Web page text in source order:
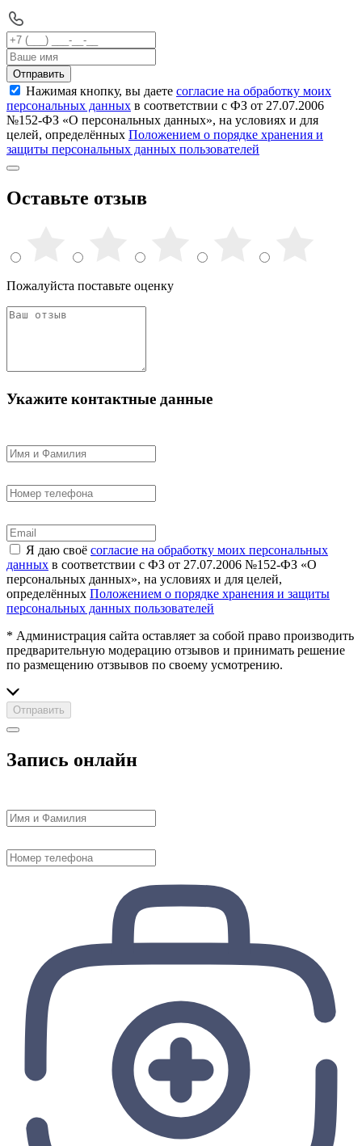
Отправить
Нажимая кнопку, вы даете согласие на обработку моих
персональных данных в соответствии с ФЗ от 27.07.2006
№152-ФЗ «О персональных данных», на условиях и для
целей, определённых Положением о порядке хранения и
защиты персональных данных пользователей
Оставьте отзыв
Пожалуйста поставьте оценку
Укажите контактные данные
Я даю своё согласие на обработку моих персональных
данных в соответствии с ФЗ от 27.07.2006 №152-ФЗ «О
персональных данных», на условиях и для целей,
определённых Положением о порядке хранения и защиты
персональных данных пользователей
* Администрация сайта оставляет за собой право производить
предварительную модерацию отзывов и принимать решение
по размещению отзвывов по своему усмотрению.
Отправить
Запись онлайн